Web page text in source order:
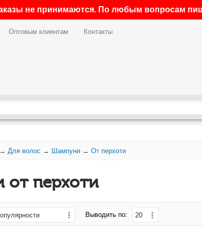
не принимаются. По любым вопросам
Оптовым клиентам Контакты
→ Для волос → Шампуни → От перхоти
перхоти
Выводить по: